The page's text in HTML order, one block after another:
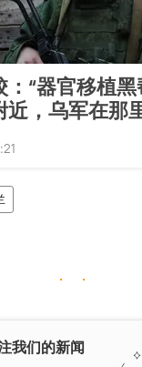
：“器官移植
近，乌军在那
我们的新闻